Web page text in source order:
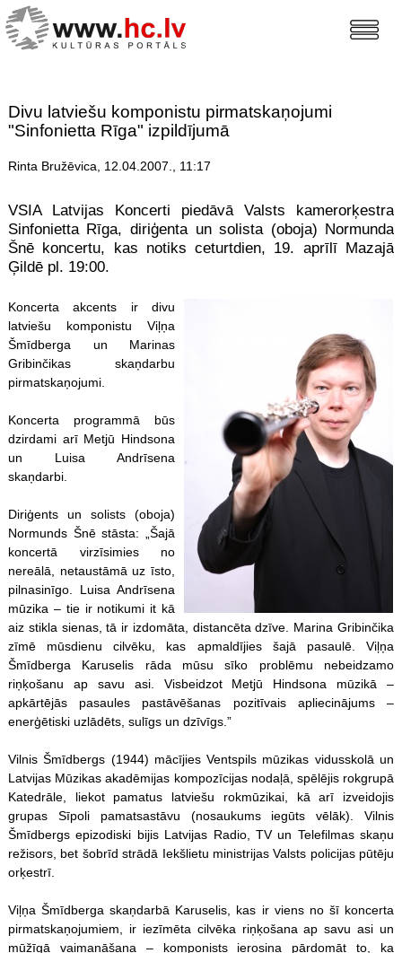
Divu latviešu komponistu pirmatskaņojumi
"Sinfonietta Rīga" izpildījumā
Rinta Bružēvica, 12.04.2007., 11:17
VSIA Latvijas Koncerti piedāvā Valsts kamerorķestra
Sinfonietta Rīga, diriģenta un solista (oboja) Normunda
Šnē koncertu, kas notiks ceturtdien, 19. aprīlī Mazajā
Ģildē pl. 19:00.
Koncerta akcents ir divu
latviešu komponistu Viļņa
Šmīdberga un Marinas
Gribinčikas skaņdarbu
pirmatskaņojumi.
Koncerta programmā būs
dzirdami arī Metjū Hindsona
un Luisa Andrīsena
skaņdarbi.
Diriģents un solists (oboja)
Normunds Šnē stāsta: „Šajā
koncertā virzīsimies no
nereālā, netaustāmā uz īsto,
pilnasinīgo. Luisa Andrīsena
mūzika – tie ir notikumi it kā
aiz stikla sienas, tā ir izdomāta, distancēta dzīve. Marina Gribinčika
zīmē mūsdienu cilvēku, kas apmaldījies šajā pasaulē. Viļņa
Šmīdberga Karuselis rāda mūsu sīko problēmu nebeidzamo
riņķošanu ap savu asi. Visbeidzot Metjū Hindsona mūzikā –
apkārtējās pasaules pastāvēšanas pozitīvais apliecinājums –
enerģētiski uzlādēts, sulīgs un dzīvīgs.”
Vilnis Šmīdbergs (1944) mācījies Ventspils mūzikas vidusskolā un
Latvijas Mūzikas akadēmijas kompozīcijas nodaļā, spēlējis rokgrupā
Katedrāle, liekot pamatus latviešu rokmūzikai, kā arī izveidojis
grupas Sīpoli pamatsastāvu (nosaukums iegūts vēlāk). Vilnis
Šmīdbergs epizodiski bijis Latvijas Radio, TV un Telefilmas skaņu
režisors, bet šobrīd strādā Iekšlietu ministrijas Valsts policijas pūtēju
orķestrī.
Viļņa Šmīdberga skaņdarbā Karuselis, kas ir viens no šī koncerta
pirmatskaņojumiem, ir iezīmēta cilvēka riņķošana ap savu asi un
mūžīgā vaimanāšana – komponists ierosina pārdomāt to, ka